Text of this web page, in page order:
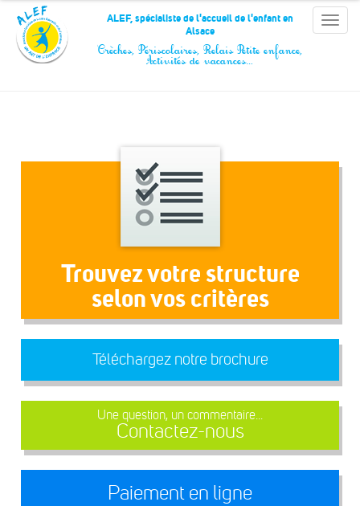
Panneau de gestion des cookies
Toggle
ALEF, spécialiste de l'accueil de l'enfant en
Alsace
Crèches, Périscolaires, Relais Petite enfance,
Activités de vacances…
Trouvez votre structure
selon vos critères
Téléchargez notre brochure
Une question, un commentaire...
Contactez-nous
Paiement en ligne